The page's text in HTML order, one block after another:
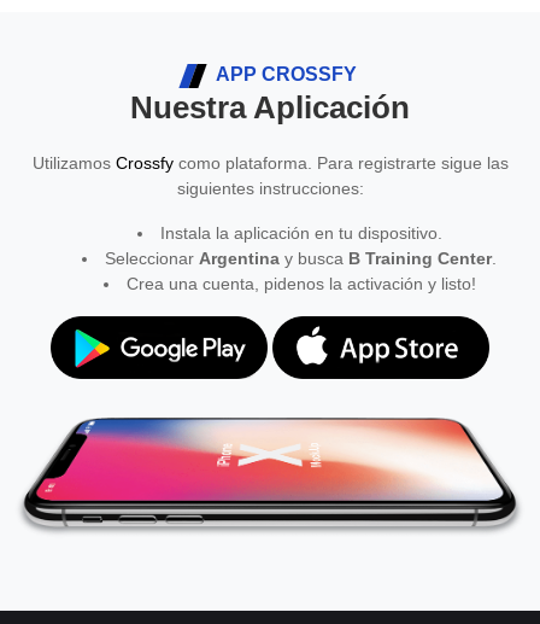
APP CROSSFY
Nuestra Aplicación
Utilizamos Crossfycomo plataforma. Para registrarte sigue las
siguientes instrucciones:
Instala la aplicación en tu dispositivo.
Seleccionar Argentina y busca B Training Center.
Crea una cuenta, pidenos la activación y listo!